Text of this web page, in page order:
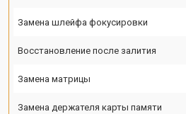
Замена шлейфа фокусировки
Восстановление после залития
Замена матрицы
Замена держателя карты памяти